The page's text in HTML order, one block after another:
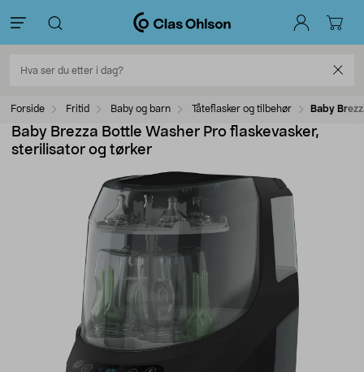
Forside Fritid Baby og barn Tåteflasker og tilbehør Baby
Baby Brezza Bottle Washer Pro flaskevasker,
sterilisator og tørker